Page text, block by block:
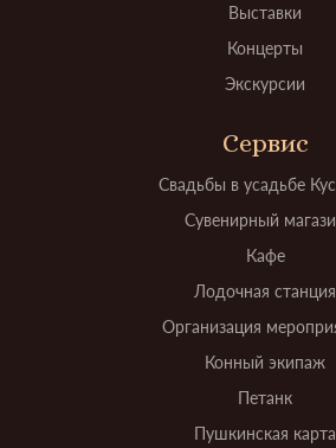
Выставки
Концерты
Экскурсии
Сервис
Свадьбы в усадьбе
Сувенирный
Кафе
Лодочная станция
Организация
Конный экипаж
Петанк
Пушкинская карта